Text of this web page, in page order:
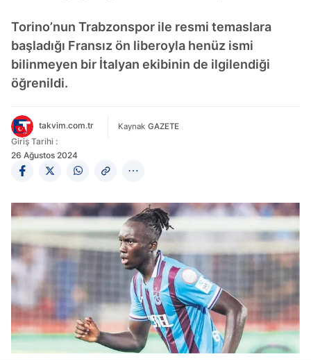
Torino’nun Trabzonspor ile resmi temaslara
başladığı Fransız ön liberoyla henüz ismi
bilinmeyen bir İtalyan ekibinin de ilgilendiği
öğrenildi.
takvim.com.tr Kaynak GAZETE
Giriş Tarihi :
26 Ağustos 2024